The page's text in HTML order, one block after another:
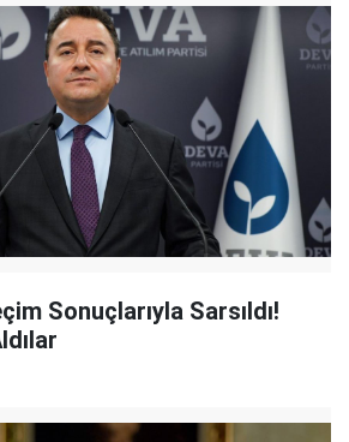
Sonuçlarıyla Sarsıldı!